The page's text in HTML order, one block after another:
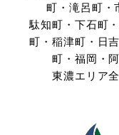
町・滝呂町・
駄知町・下石町
町・稲津町・日
町・ 福岡・
東濃エリア